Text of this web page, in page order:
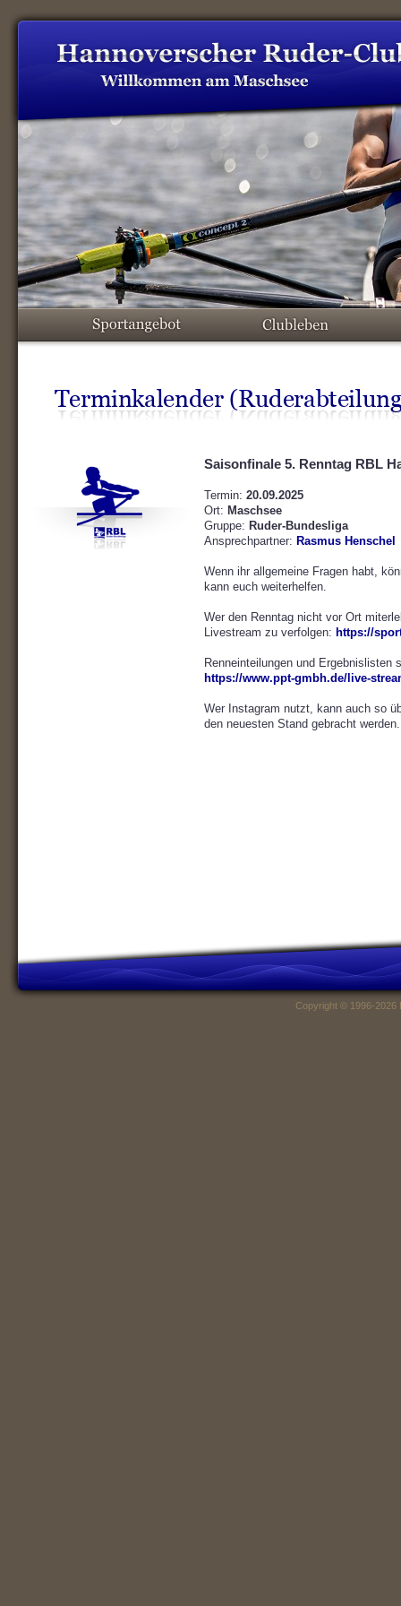
Saisonfinale 5. Renntag RBL
Termin: 20.09.2025
Ort: Maschsee
Gruppe: Ruder-Bundesliga
Ansprechpartner: Rasmus Henschel
Wenn ihr allgemeine Fragen habt,
kann euch weiterhelfen.
Wer den Renntag nicht vor Ort
Livestream zu verfolgen: https://
Renneinteilungen und Ergebnislisten
https://www.ppt-gmbh.de/live-
Wer Instagram nutzt, kann auch so
den neuesten Stand gebracht werden.
Copyright © 1996-2026